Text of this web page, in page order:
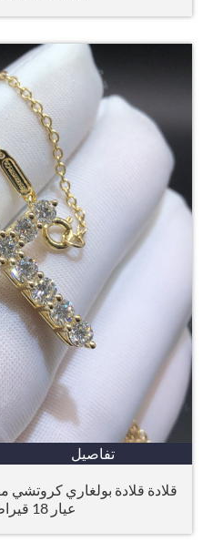
تفاصيل
قلادة قلادة بولغاري كروتشي
عيار 18 قيراطًا وألماس بافيه